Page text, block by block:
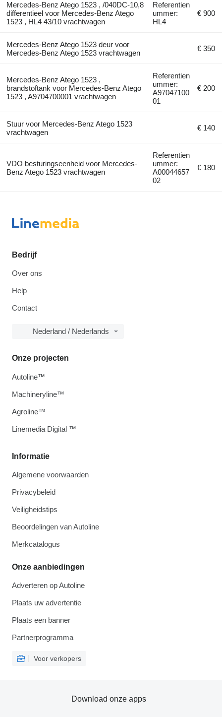
Mercedes-Benz Atego 1523 , /040DC-10,8
differentieel voor Mercedes-Benz Atego
1523 , HL4 43/10 vrachtwagen
Referentien
ummer:
HL4
€ 900
Mercedes-Benz Atego 1523 deur voor
Mercedes-Benz Atego 1523 vrachtwagen
€ 350
Mercedes-Benz Atego 1523 ,
brandstoftank voor Mercedes-Benz Atego
1523 , A9704700001 vrachtwagen
Referentien
ummer:
A97047100
01
€ 200
Stuur voor Mercedes-Benz Atego 1523
vrachtwagen
€ 140
VDO besturingseenheid voor Mercedes-
Benz Atego 1523 vrachtwagen
Referentien
ummer:
A00044657
02
€ 180
Bedrijf
Over ons
Help
Contact
Nederland / Nederlands
Informatie
Algemene voorwaarden
Privacybeleid
Veiligheidstips
Beoordelingen van Autoline
Merkcatalogus
Onze aanbiedingen
Adverteren op Autoline
Plaats uw advertentie
Plaats een banner
Partnerprogramma
Voor verkopers
Onze projecten
Autoline™
Machineryline™
Agroline™
Linemedia Digital ™
Download onze apps